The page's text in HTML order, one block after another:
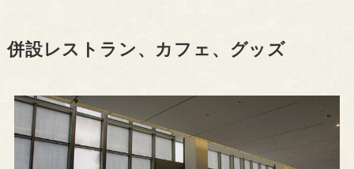
併設レストラン、カフェ、グッズ